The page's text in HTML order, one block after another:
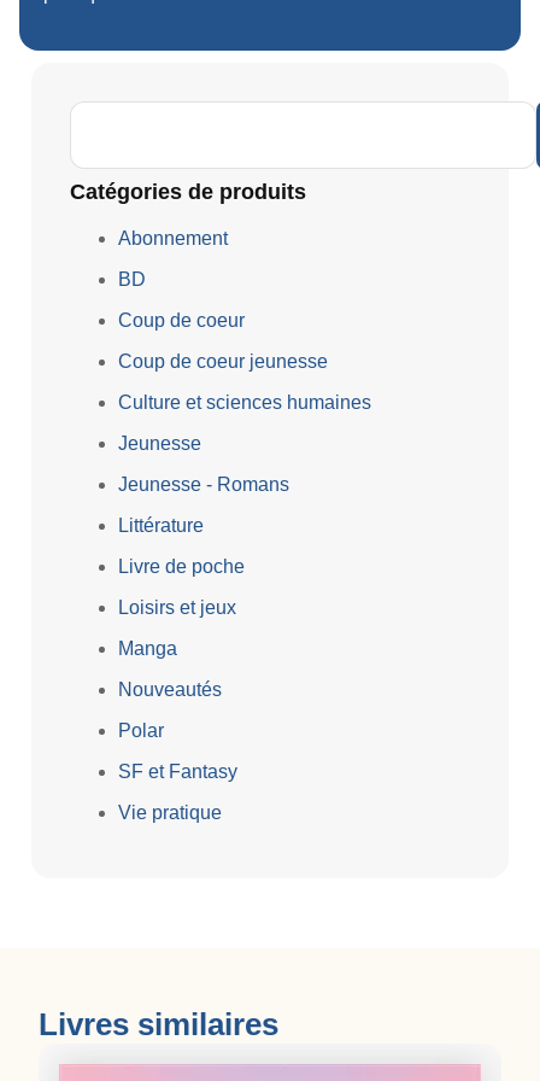
Catégories de produits
Abonnement
BD
Coup de coeur
Coup de coeur jeunesse
Culture et sciences humaines
Jeunesse
Jeunesse - Romans
Littérature
Livre de poche
Loisirs et jeux
Manga
Nouveautés
Polar
SF et Fantasy
Vie pratique
Livres similaires